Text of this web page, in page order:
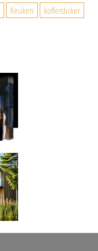
Keuken
koffersticker